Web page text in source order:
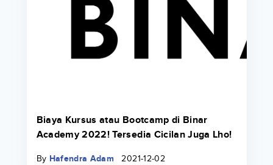
Biaya Kursus atau Bootcamp di Binar
Academy 2022! Tersedia Cicilan Juga Lho!
By Hafendra Adam 2021-12-02